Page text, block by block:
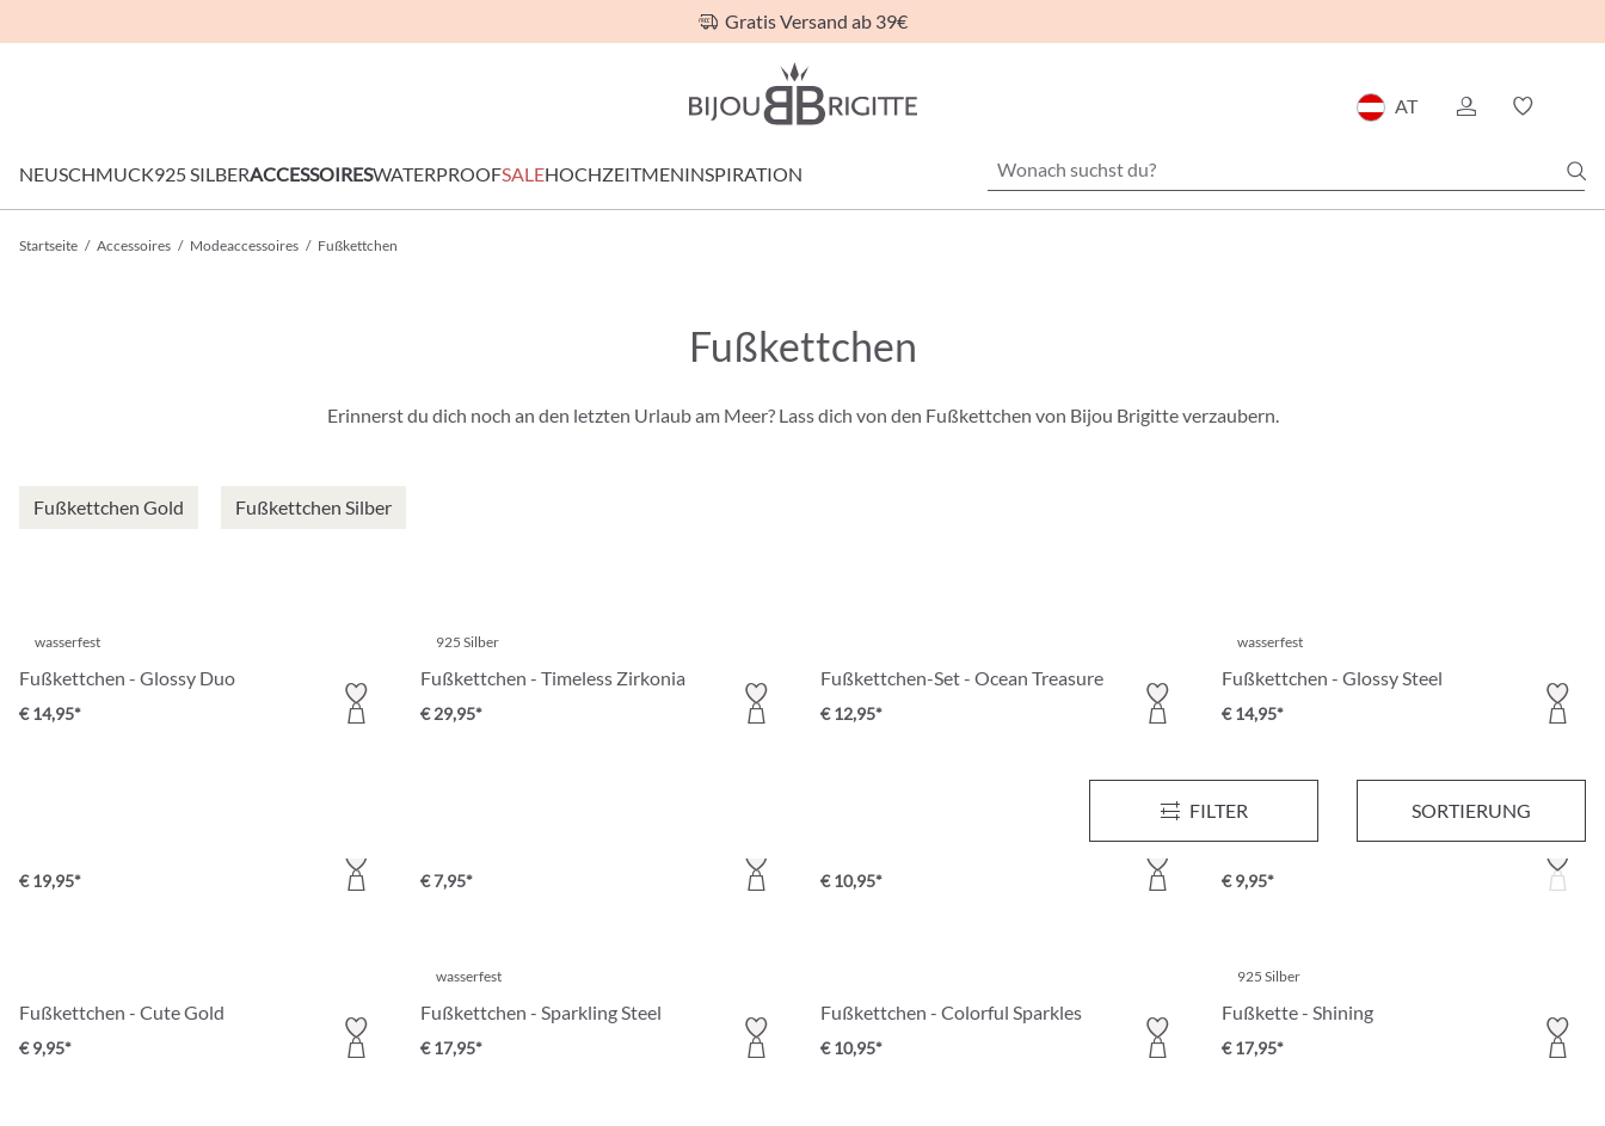
Gratis Versand ab 39€
AT
NEUSCHMUCK925 SILBERACCESSOIRESWATERPROOFSALEHOCHZEITMENINSPIRATION
Startseite / Accessoires / Modeaccessoires / Fußkettchen
Fußkettchen
Erinnerst du dich noch an den letzten Urlaub am Meer? Lass dich von den Fußkettchen von Bijou Brigitte verzaubern.
Fußkettchen Gold Fußkettchen Silber
FILTER SORTIERUNG
wasserfest
Fußkettchen - Glossy Duo
€ 14,95*
925 Silber
Fußkettchen - Timeless Zirkonia
€ 29,95*
Fußkettchen-Set - Ocean Treasure
€ 12,95*
wasserfest
Fußkettchen - Glossy Steel
€ 14,95*
€ 19,95* € 7,95* € 10,95*
Cubic Zirkonia
Fußkettchen - Beach Shells
€ 9,95*
Fußkettchen - Cute Gold
€ 9,95*
wasserfest
Fußkettchen - Sparkling Steel
€ 17,95*
Fußkettchen - Colorful Sparkles
€ 10,95*
925 Silber
Fußkette - Shining
€ 17,95*